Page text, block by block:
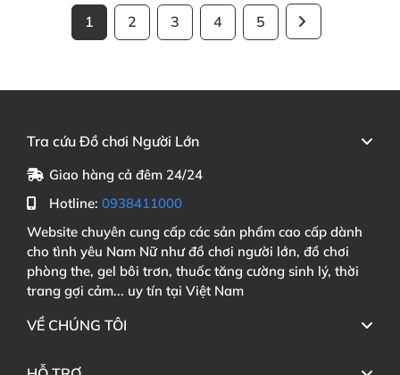
1 2 3 4 5
Tra cứu Đồ chơi Người Lớn
Giao hàng cả đêm 24/24
Hotline: 0938411000
Website chuyên cung cấp các sản phẩm cao cấp dành
cho tình yêu Nam Nữ như đồ chơi người lớn, đồ chơi
phòng the, gel bôi trơn, thuốc tăng cường sinh lý, thời
trang gợi cảm... uy tín tại Việt Nam
VỀ CHÚNG TÔI